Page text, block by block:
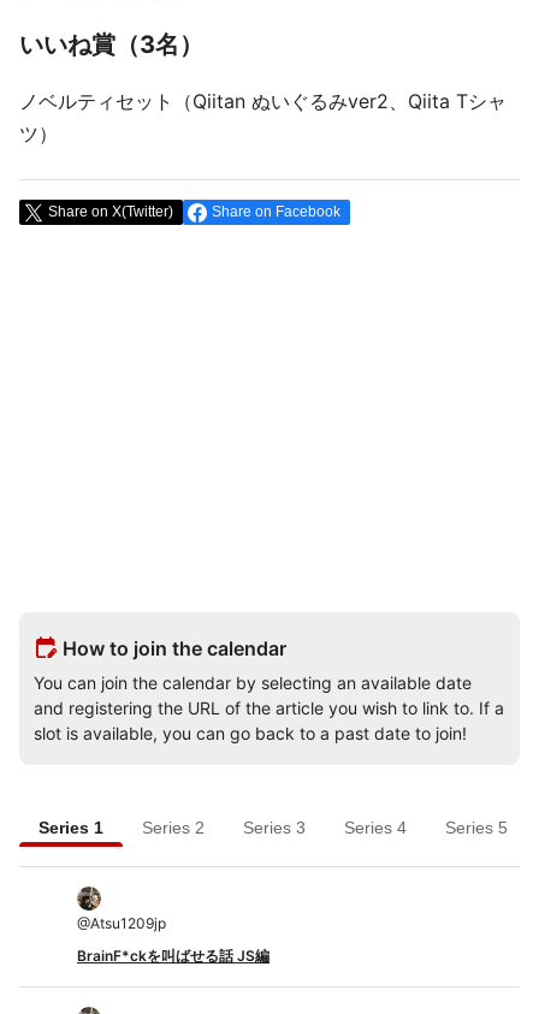
いいね賞（3名）
ノベルティセット（Qiitan ぬいぐるみver2、Qiita Tシャ
ツ）
Share on X(Twitter) Share on Facebook
edit_calendar How to join the calendar
You can join the calendar by selecting an available date
and registering the URL of the article you wish to link to. If a
slot is available, you can go back to a past date to join!
Series 1 Series 2 Series 3 Series 4 Series 5
@Atsu1209jp
BrainF*ckを叫ばせる話 JS編